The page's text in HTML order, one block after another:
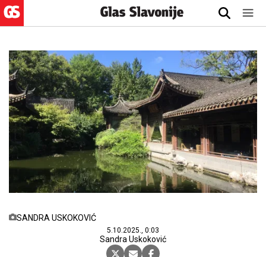
SANDRA USKOKOVIĆ
5.10.2025., 0:03
Sandra Uskoković